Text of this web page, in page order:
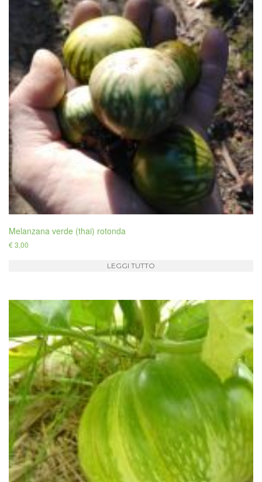
Melanzana verde (thai) rotonda
€3,00
LEGGI TUTTO